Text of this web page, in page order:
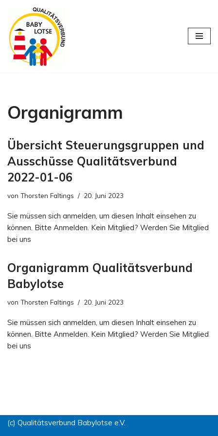
Zum
Inhalt
springen
Organigramm
Übersicht Steuerungsgruppen und
Ausschüsse Qualitätsverbund
2022-01-06
von Thorsten Faltings 20. Juni 2023
Sie müssen sich anmelden, um diesen Inhalt einsehen zu
können. Bitte Anmelden. Kein Mitglied? Werden Sie Mitglied
bei uns
Organigramm Qualitätsverbund
Babylotse
von Thorsten Faltings 20. Juni 2023
Sie müssen sich anmelden, um diesen Inhalt einsehen zu
können. Bitte Anmelden. Kein Mitglied? Werden Sie Mitglied
bei uns
(c) Qualitätsverbund Babylotse e.V.